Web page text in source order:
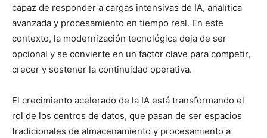
capaz de responder a cargas intensivas de IA, analítica
avanzada y procesamiento en tiempo real. En este
contexto, la modernización tecnológica deja de ser
opcional y se convierte en un factor clave para competir,
crecer y sostener la continuidad operativa.
El crecimiento acelerado de la IA está transformando el
rol de los centros de datos, que pasan de ser espacios
tradicionales de almacenamiento y procesamiento a